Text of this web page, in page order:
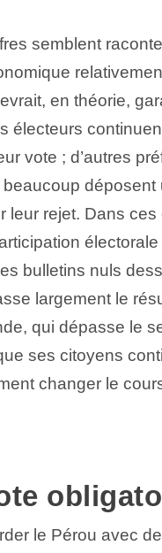
semblent
en théorie,
électeurs
vote ; d’autres
déposent
leur rejet. Dans
bulletins nuls
largement le
qui dépasse le
ses citoyens
changer le
le Pérou avec